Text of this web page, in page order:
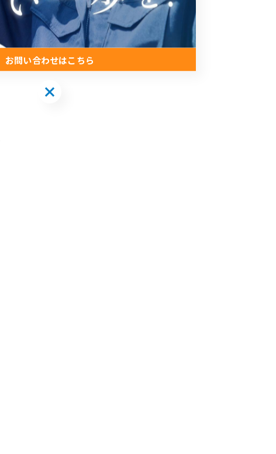
お問い合わせはこちら
お問い合わせはこちら